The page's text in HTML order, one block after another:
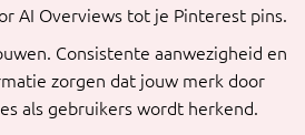
AI Overviews tot je Pinterest pins.
Consistente aanwezigheid en
zorgen dat jouw merk door
als gebruikers wordt herkend.